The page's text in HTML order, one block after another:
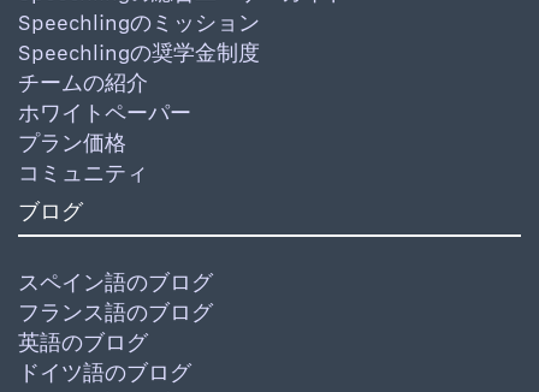
Speechlingのミッション
Speechlingの奨学金制度
チームの紹介
ホワイトペーパー
プラン価格
コミュニティ
ブログ
スペイン語のブログ
フランス語のブログ
英語のブログ
ドイツ語のブログ